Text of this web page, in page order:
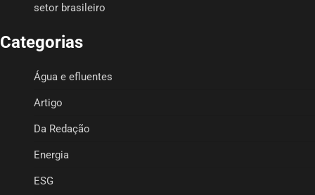
setor brasileiro
Categorias
Água e efluentes
Artigo
Da Redação
Energia
ESG